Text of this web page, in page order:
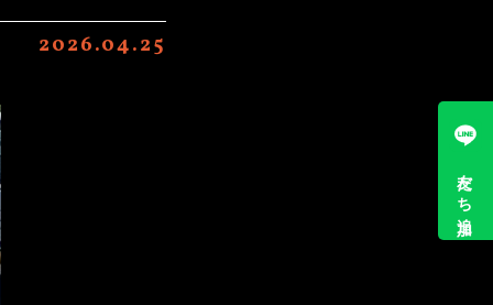
友だち追加
2026.04.25